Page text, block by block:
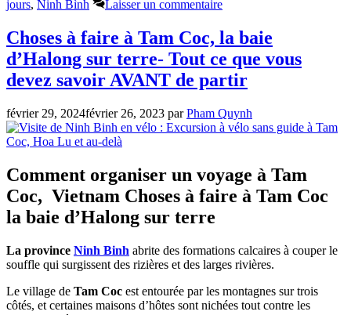
jours, Ninh Bình Laisser un commentaire
Choses à faire à Tam Coc, la baie
d’Halong sur terre- Tout ce que vous
devez savoir AVANT de partir
février 29, 2024février 26, 2023 parPham Quynh
Comment organiser un voyage à Tam
Coc, Vietnam Choses à faire à Tam Coc
la baie d’Halong sur terre
La province Ninh Binh abrite des formations calcaires à couper le
souffle qui surgissent des rizières et des larges rivières.
Le village de Tam Coc est entourée par les montagnes sur trois
côtés, et certaines maisons d’hôtes sont nichées tout contre les